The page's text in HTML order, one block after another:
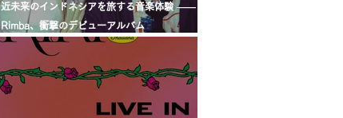
近未来のインドネシアを旅する音楽体験 ——
Rimba、衝撃のデビューアルバム
『Technicolor Meeting』LPリリース決定／
穿梭於近未來印尼的音樂旅程 —— Rimba 首張
專輯《Technicolor Meeting》黑膠發行